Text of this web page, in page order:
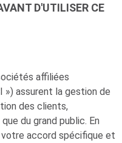
D'UTILISER CE
affiliées
») assurent la gestion de
des clients,
que du grand public. En
accord spécifique et